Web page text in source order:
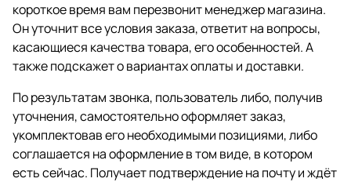
короткое время вам перезвонит менеджер магазина.
Он уточнит все условия заказа, ответит на вопросы,
касающиеся качества товара, его особенностей. А
также подскажет о вариантах оплаты и доставки.
По результатам звонка, пользователь либо, получив
уточнения, самостоятельно оформляет заказ,
укомплектовав его необходимыми позициями, либо
соглашается на оформление в том виде, в котором
есть сейчас. Получает подтверждение на почту и ждёт